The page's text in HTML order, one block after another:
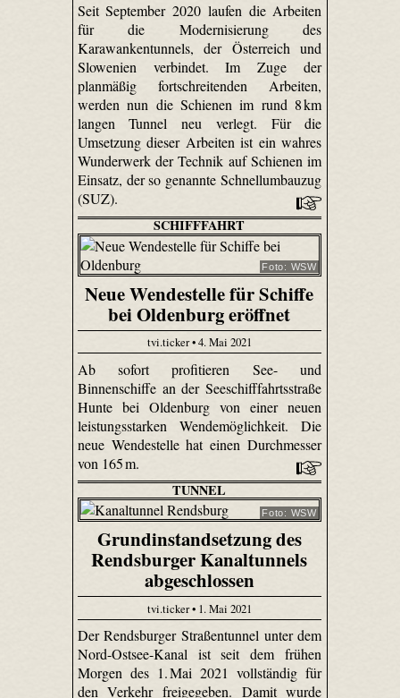
Seit September 2020 laufen die Arbeiten
für die Modernisierung des
Karawankentunnels, der Österreich und
Slowenien verbindet. Im Zuge der
planmäßig fortschreitenden Arbeiten,
werden nun die Schienen im rund 8 km
langen Tunnel neu verlegt. Für die
Umsetzung dieser Arbeiten ist ein wahres
Wunderwerk der Technik auf Schienen im
Einsatz, der so genannte Schnellumbauzug
(SUZ).
SCHIFFFAHRT
Foto: WSW
Neue Wendestelle für Schiffe
bei Oldenburg eröffnet
tvi.ticker • 4. Mai 2021
Ab sofort profitieren See- und
Binnenschiffe an der Seeschifffahrtsstraße
Hunte bei Oldenburg von einer neuen
leistungsstarken Wendemöglichkeit. Die
neue Wendestelle hat einen Durchmesser
von 165 m.
TUNNEL
Foto: WSW
Grundinstandsetzung des
Rendsburger Kanaltunnels
abgeschlossen
tvi.ticker • 1. Mai 2021
Der Rendsburger Straßentunnel unter dem
Nord-Ostsee-Kanal ist seit dem frühen
Morgen des 1. Mai 2021 vollständig für
den Verkehr freigegeben. Damit wurde